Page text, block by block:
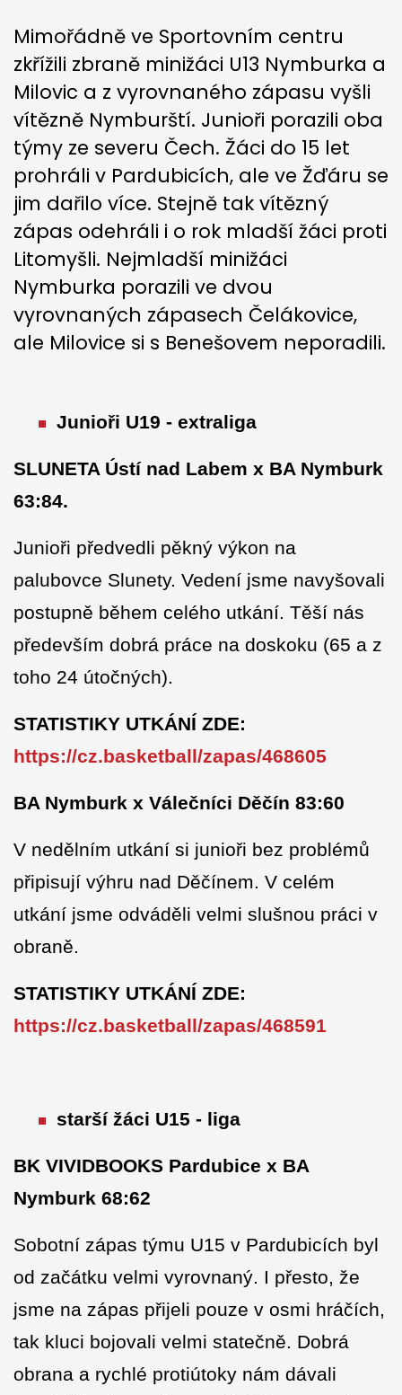
Mimořádně ve Sportovním centru
zkřížili zbraně minižáci U13 Nymburka a
Milovic a z vyrovnaného zápasu vyšli
vítězně Nymburští. Junioři porazili oba
týmy ze severu Čech. Žáci do 15 let
prohráli v Pardubicích, ale ve Žďáru se
jim dařilo více. Stejně tak vítězný
zápas odehráli i o rok mladší žáci proti
Litomyšli. Nejmladší minižáci
Nymburka porazili ve dvou
vyrovnaných zápasech Čelákovice,
ale Milovice si s Benešovem neporadili.
Junioři U19 - extraliga
SLUNETA Ústí nad Labem x BA Nymburk
63:84.
Junioři předvedli pěkný výkon na
palubovce Slunety. Vedení jsme navyšovali
postupně během celého utkání. Těší nás
především dobrá práce na doskoku (65 a z
toho 24 útočných).
STATISTIKY UTKÁNÍ ZDE:
https://cz.basketball/zapas/468605
BA Nymburk x Válečníci Děčín 83:60
V nedělním utkání si junioři bez problémů
připisují výhru nad Děčínem. V celém
utkání jsme odváděli velmi slušnou práci v
obraně.
STATISTIKY UTKÁNÍ ZDE:
https://cz.basketball/zapas/468591
starší žáci U15 - liga
BK VIVIDBOOKS Pardubice x BA
Nymburk 68:62
Sobotní zápas týmu U15 v Pardubicích byl
od začátku velmi vyrovnaný. I přesto, že
jsme na zápas přijeli pouze v osmi hráčích,
tak kluci bojovali velmi statečně. Dobrá
obrana a rychlé protiútoky nám dávali